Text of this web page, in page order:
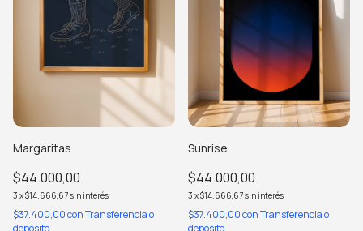
Margaritas
$44.000,00
3 x$14.666,67sin interés
$37.400,00conTransferencia o
Sunrise
$44.000,00
3 x$14.666,67sin interés
$37.400,00conTransferencia o